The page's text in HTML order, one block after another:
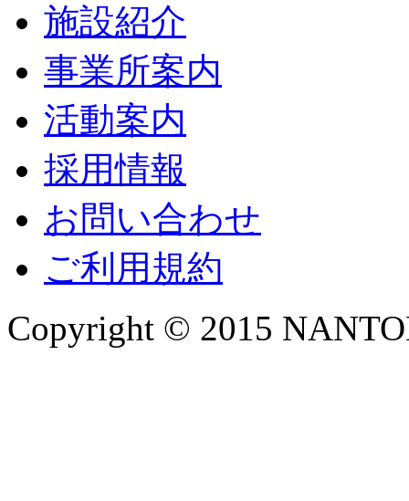
施設紹介
事業所案内
活動案内
採用情報
お問い合わせ
ご利用規約
Copyright © 2015